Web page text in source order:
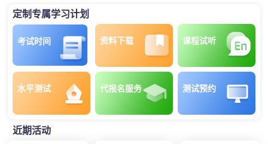
定制专属学习计划
考试时间 资料下载 课程试听
水平测试 代报名服务 测试预约
近期活动